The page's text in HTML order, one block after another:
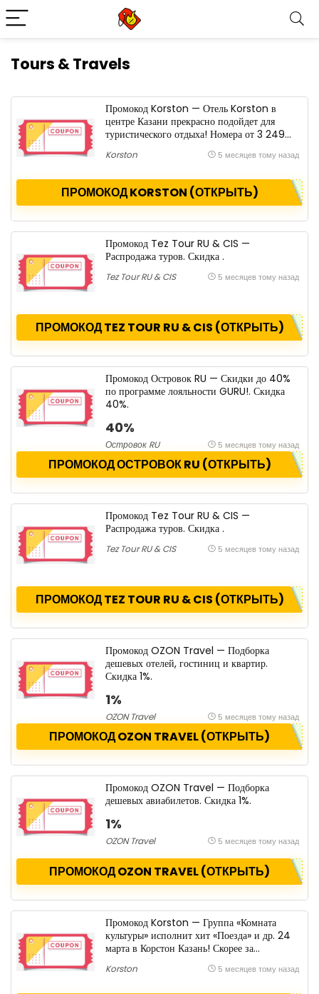
Tours & Travels
Промокод Korston — Отель Korston в
центре Казани прекрасно подойдет для
туристического отдыха! Номера от 3 249
Korston 5 месяцев тому назад
ПРОМОКОД KORSTON (ОТКРЫТЬ)
Промокод Tez Tour RU & CIS —
Распродажа туров. Скидка .
Tez Tour RU & CIS 5 месяцев тому назад
ПРОМОКОД TEZ TOUR RU & CIS (ОТКРЫТЬ)
Промокод Островок RU — Скидки до 40%
по программе лояльности GURU!. Скидка
40%.
40%
Островок RU 5 месяцев тому назад
ПРОМОКОД ОСТРОВОК RU (ОТКРЫТЬ)
Промокод Tez Tour RU & CIS —
Распродажа туров. Скидка .
Tez Tour RU & CIS 5 месяцев тому назад
ПРОМОКОД TEZ TOUR RU & CIS (ОТКРЫТЬ)
Промокод OZON Travel — Подборка
дешевых отелей, гостиниц и квартир.
Скидка 1%.
1%
OZON Travel 5 месяцев тому назад
ПРОМОКОД OZON TRAVEL (ОТКРЫТЬ)
Промокод OZON Travel — Подборка
дешевых авиабилетов. Скидка 1%.
1%
OZON Travel 5 месяцев тому назад
ПРОМОКОД OZON TRAVEL (ОТКРЫТЬ)
Промокод Korston — Группа «Комната
культуры» исполнит хит «Поезда» и др. 24
марта в Корстон Казань! Скорее за
Korston 5 месяцев тому назад